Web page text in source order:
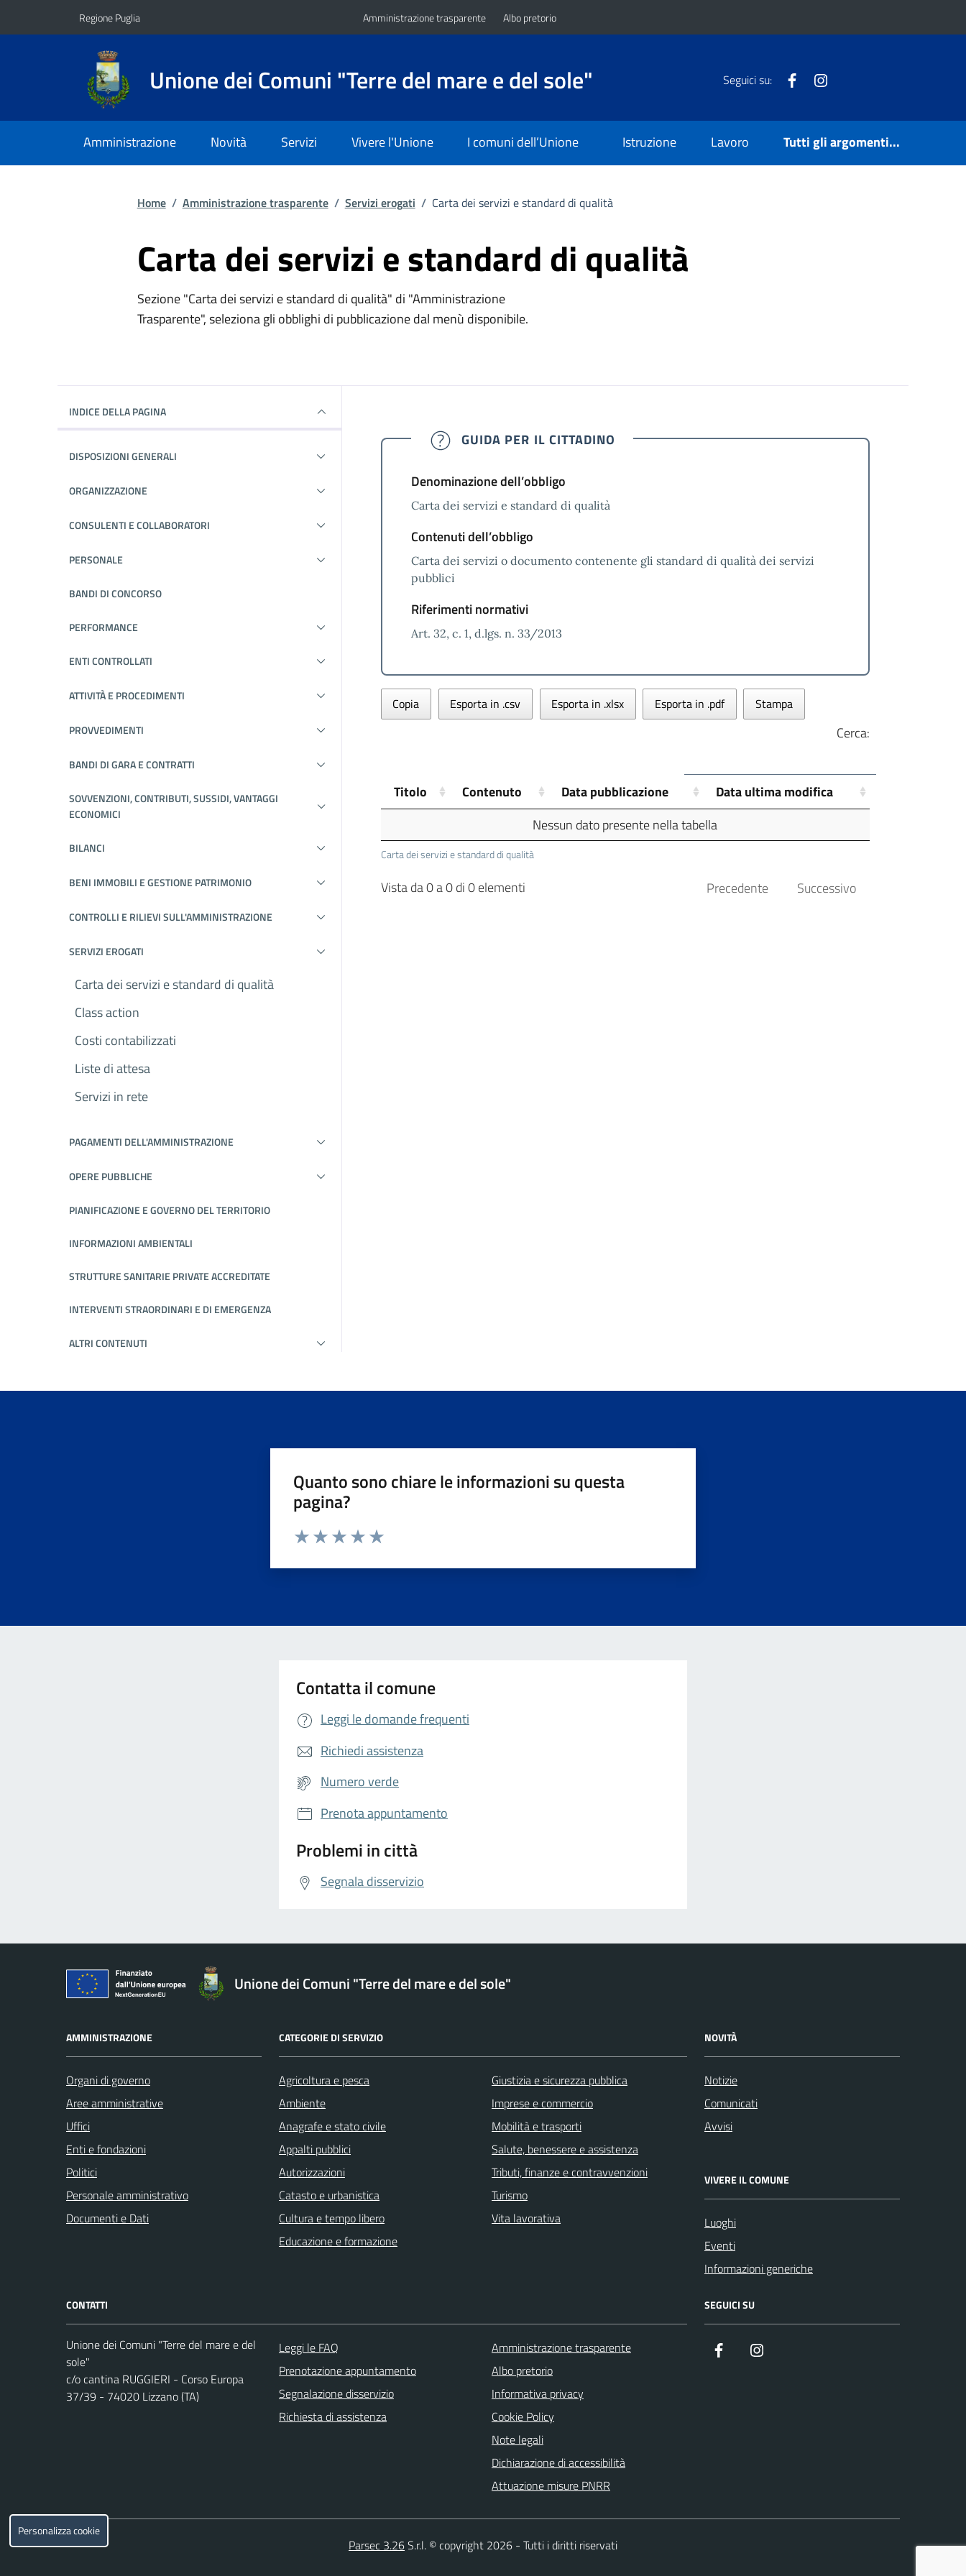
Regione Puglia Amministrazione trasparente Albo pretorio
Unione dei Comuni "Terre del mare e del sole" Seguici su: Facebook
Amministrazione Novità Servizi Vivere l'Unione I comuni dell’Unione Istruzione Lavoro Tutti gli argomenti...
Home / Amministrazione trasparente / Servizi erogati / Carta dei servizi e standard di qualità
Carta dei servizi e standard di qualità
Sezione "Carta dei servizi e standard di qualità" di "Amministrazione
Trasparente", seleziona gli obblighi di pubblicazione dal menù disponibile.
INDICE DELLA PAGINA
DISPOSIZIONI GENERALI
ORGANIZZAZIONE
CONSULENTI E COLLABORATORI
PERSONALE
BANDI DI CONCORSO
PERFORMANCE
ENTI CONTROLLATI
ATTIVITÀ E PROCEDIMENTI
PROVVEDIMENTI
BANDI DI GARA E CONTRATTI
SOVVENZIONI, CONTRIBUTI, SUSSIDI, VANTAGGI
ECONOMICI
BILANCI
BENI IMMOBILI E GESTIONE PATRIMONIO
CONTROLLI E RILIEVI SULL'AMMINISTRAZIONE
SERVIZI EROGATI
Carta dei servizi e standard di qualità
Class action
Costi contabilizzati
Liste di attesa
Servizi in rete
PAGAMENTI DELL'AMMINISTRAZIONE
OPERE PUBBLICHE
PIANIFICAZIONE E GOVERNO DEL TERRITORIO
INFORMAZIONI AMBIENTALI
STRUTTURE SANITARIE PRIVATE ACCREDITATE
INTERVENTI STRAORDINARI E DI EMERGENZA
ALTRI CONTENUTI
GUIDA PER IL CITTADINO
Denominazione dell’obbligo
Carta dei servizi e standard di qualità
Contenuti dell’obbligo
Carta dei servizi o documento contenente gli standard di qualità dei servizi
pubblici
Riferimenti normativi
Art. 32, c. 1, d.lgs. n. 33/2013
Copia Esporta in .csv Esporta in .xlsx Esporta in .pdf Stampa
Cerca:
Carta dei servizi e standard di qualità
Titolo Contenuto Data pubblicazione
Data ultima modifica
Nessun dato presente nella tabella
Vista da 0 a 0 di 0 elementi Precedente Successivo
Quanto sono chiare le informazioni su questa
pagina?
Valuta da 1 a 5 stelle la pagina
Contatta il comune
Leggi le domande frequenti
Richiedi assistenza
Numero verde
Prenota appuntamento
Problemi in città
Segnala disservizio
Unione dei Comuni "Terre del mare e del sole"
AMMINISTRAZIONE
Organi di governo
Aree amministrative
Uffici
Enti e fondazioni
Politici
Personale amministrativo
Documenti e Dati
CATEGORIE DI SERVIZIO
Agricoltura e pesca
Ambiente
Anagrafe e stato civile
Appalti pubblici
Autorizzazioni
Catasto e urbanistica
Cultura e tempo libero
Educazione e formazione
Giustizia e sicurezza pubblica
Imprese e commercio
Mobilità e trasporti
Salute, benessere e assistenza
Tributi, finanze e contravvenzioni
Turismo
Vita lavorativa
NOVITÀ
Notizie
Comunicati
Avvisi
VIVERE IL COMUNE
Luoghi
Eventi
Informazioni generiche
CONTATTI
Unione dei Comuni "Terre del mare e del
sole"
c/o cantina RUGGIERI - Corso Europa
37/39 - 74020 Lizzano (TA)
Leggi le FAQ
Prenotazione appuntamento
Segnalazione disservizio
Richiesta di assistenza
Amministrazione trasparente
Albo pretorio
Informativa privacy
Cookie Policy
Note legali
Dichiarazione di accessibilità
Attuazione misure PNRR
SEGUICI SU
Facebook
Parsec 3.26S.r.l. © copyright 2026 - Tutti i diritti riservati
Personalizza cookie